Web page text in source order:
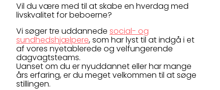
Vil du være med til at skabe en hverdag med
livskvalitet for beboerne?
Vi søger tre uddannede social- og
sundhedshjælpere, som har lyst til at indgå i et
af vores nyetablerede og velfungerende
dagvagtsteams.
Uanset om du er nyuddannet eller har mange
års erfaring, er du meget velkommen til at søge
stillingen.